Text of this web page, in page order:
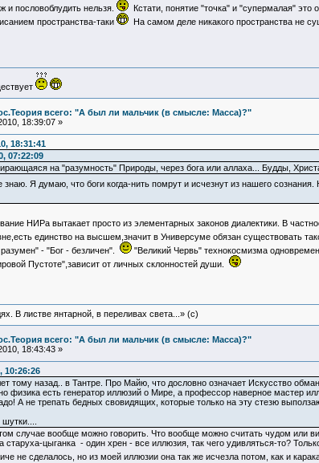
и пословоблудить нельзя.
Кстати, понятие "точка" и "супермалая"
пространства-таки
На самом деле никакого пространства не
всего: "А был ли мальчик (в смысле: Масса)?"
18:39:07 »
18:31:41
07:22:09
на "разумность" Природы, через бога или аллаха... Будды,
Я думаю, что боги когда-нить помрут и исчезнут из нашего
НИРа вытакает просто из элементарных законов диалектики. В
единство на высшем,значит в Универсуме обязан существовать
- "Бог - безличен".
"Великий Червь" технокосмизма
Пустоте",зависит от личных склонностей души.
В листве янтарной, в переливах света...» (c)
всего: "А был ли мальчик (в смысле: Масса)?"
18:43:43 »
10:26:26
тому назад.. в Тантре. Про Майю, что дословно означает Искусство
физика есть генератор иллюзий о Мире, а профессор наверное мастер
А не трепать бедных свовидящих, которые только на эту стезю
случае вообще можно говорить. Что вообще можно считать чудом
цыганка - один хрен - все иллюзия, так чего удивляться-то?
не сделалось, но из моей иллюзии она так же исчезла потом, как и